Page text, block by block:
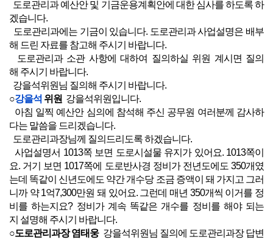
도로관리과 예산안 및 기금운용계획안에 대한 심사를 하도록 하
겠습니다.
도로관리과에는 기금이 있습니다. 도로관리과 사업설명은 배부
해 드린 자료를 참고해 주시기 바랍니다.
도로관리과 소관 사항에 대하여 질의하실 위원 계시면 질의
해 주시기 바랍니다.
강을석위원님 질의해 주시기 바랍니다.
○강을석 위원 강을석위원입니다.
아침 일찍 예산안 심의에 참석해 주신 공무원 여러분께 감사하
다는 말씀을 드리겠습니다.
도로관리과장님께 질의드리도록 하겠습니다.
사업설명서 1013쪽 보면 도로시설물 유지가 있어요. 1013쪽이
요. 거기 보면 1017쪽에 도로반사경 정비가 전년도에도 350개였
는데 똑같이 신년도에도 약간 개수당 조금 증액이 돼 가지고 그러
니까 약 1억7,300만원 돼 있어요. 그런데 매년 350개씩 이거를 정
비를 하는지요? 정비가 계속 똑같은 개수를 정비를 해야 되는
지 설명해 주시기 바랍니다.
○도로관리과장 염태웅강을석위원님 질의에 도로관리과장 답변